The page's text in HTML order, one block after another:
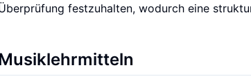
festzuhalten, wodurch eine